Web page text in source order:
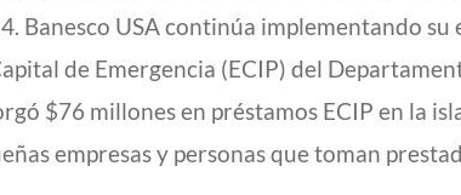
Banesco USA continúa implementando
de Emergencia (ECIP) del
$76 millones en préstamos ECIP en la
empresas y personas que toman